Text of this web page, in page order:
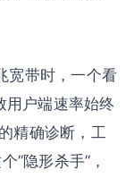
宽带时，一个看
户端速率始终
精确诊断，工
”隐形杀手”，